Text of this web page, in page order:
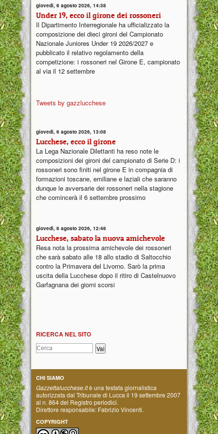
giovedì, 6 agosto 2026, 14:38
Under 19, ecco il girone dei rossoneri
Il Dipartimento Interregionale ha ufficializzato la
composizione dei dieci gironi del Campionato
Nazionale Juniores Under 19 2026/2027 e
pubblicato il relativo regolamento della
competizione: i rossoneri nel Girone E, campionato
al via il 12 settembre
Tweets by gazzlucchese
giovedì, 6 agosto 2026, 13:08
Lucchese, ecco il girone
La Lega Nazionale Dilettanti ha reso note le
composizioni dei gironi del campionato di Serie D: i
rossoneri sono finiti nel girone E in compagnia di
formazioni toscane, emiliane e laziali che saranno
dunque le avversarie dei rossoneri nella stagione
che comincerà il 6 settembre prossimo
giovedì, 6 agosto 2026, 12:46
Lucchese, sabato la nuova amichevole
Resa nota la prossima amichevole dei rossoneri
che sarà sabato alle 18 allo stadio di Saltocchio
contro la Primavera del Livorno. Sarò la prima
uscita della Lucchese dopo il ritiro di Castelnuovo
Garfagnana dei giorni scorsi
RICERCA NEL SITO
CHI SIAMO
Gazzettalucchese.itè una testata giornalistica
autorizzata dal Tribunale di Lucca il 19 settembre 2007
al n. 864 del Registro periodici.
Direttore responsabile: Fabrizio Vincenti.
COPYRIGHT